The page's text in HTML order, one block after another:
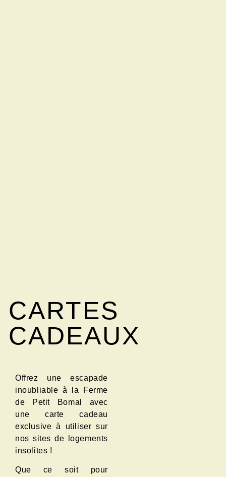
CARTES
CADEAUX
Offrez une escapade
inoubliable à la Ferme
de Petit Bomal avec
une carte cadeau
exclusive à utiliser sur
nos sites de logements
insolites !
Que ce soit pour